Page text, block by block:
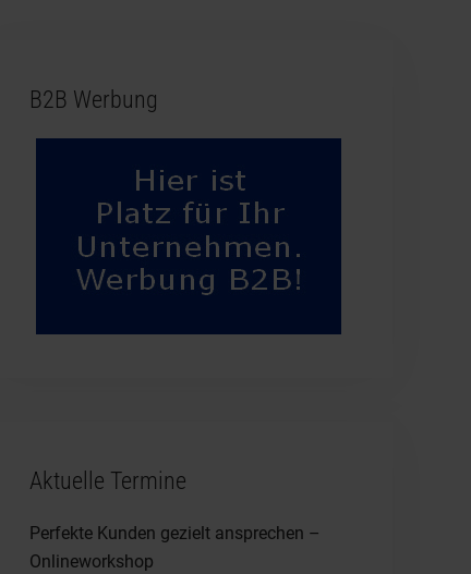
B2B Werbung
Aktuelle Termine
Perfekte Kunden gezielt ansprechen –
Onlineworkshop